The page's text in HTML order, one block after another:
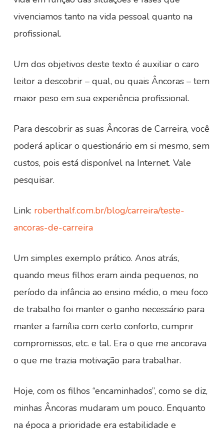
vivenciamos tanto na vida pessoal quanto na
profissional.
Um dos objetivos deste texto é auxiliar o caro
leitor a descobrir – qual, ou quais Âncoras – tem
maior peso em sua experiência profissional.
Para descobrir as suas Âncoras de Carreira, você
poderá aplicar o questionário em si mesmo, sem
custos, pois está disponível na Internet. Vale
pesquisar.
Link: roberthalf.com.br/blog/carreira/teste-
ancoras-de-carreira
Um simples exemplo prático. Anos atrás,
quando meus filhos eram ainda pequenos, no
período da infância ao ensino médio, o meu foco
de trabalho foi manter o ganho necessário para
manter a família com certo conforto, cumprir
compromissos, etc. e tal. Era o que me ancorava
o que me trazia motivação para trabalhar.
Hoje, com os filhos “encaminhados”, como se diz,
minhas Âncoras mudaram um pouco. Enquanto
na época a prioridade era estabilidade e